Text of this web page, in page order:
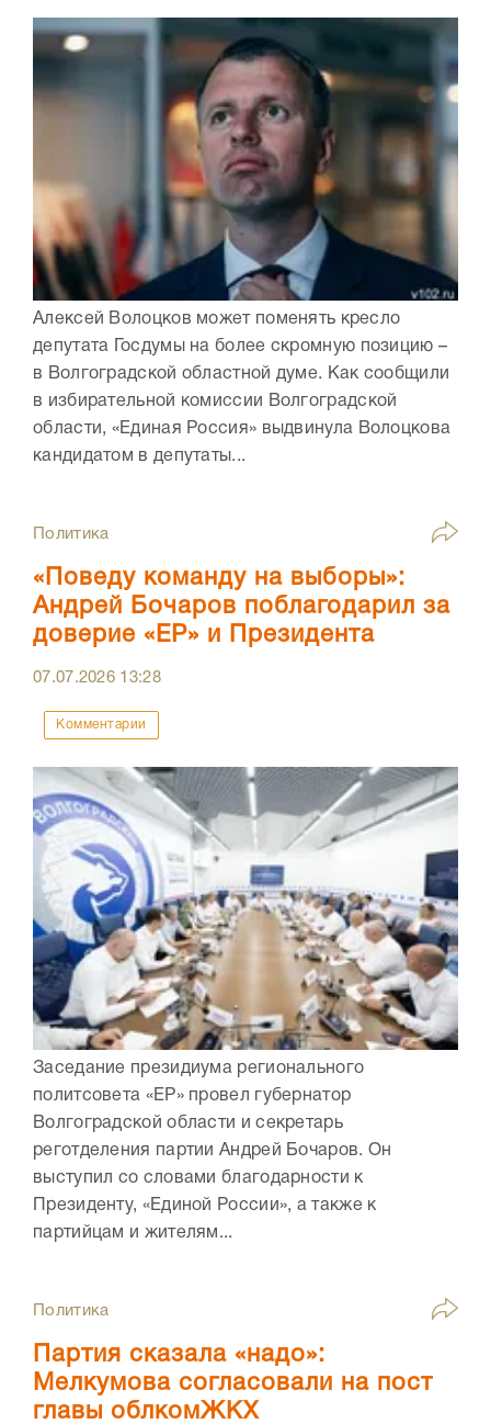
Алексей Волоцков может поменять кресло
депутата Госдумы на более скромную позицию –
в Волгоградской областной думе. Как сообщили
в избирательной комиссии Волгоградской
области, «Единая Россия» выдвинула Волоцкова
кандидатом в депутаты...
Политика
«Поведу команду на выборы»:
Андрей Бочаров поблагодарил за
доверие «ЕР» и Президента
07.07.2026 13:28
Комментарии
Заседание президиума регионального
политсовета «ЕР» провел губернатор
Волгоградской области и секретарь
реготделения партии Андрей Бочаров. Он
выступил со словами благодарности к
Президенту, «Единой России», а также к
партийцам и жителям...
Политика
Партия сказала «надо»:
Мелкумова согласовали на пост
главы облкомЖКХ